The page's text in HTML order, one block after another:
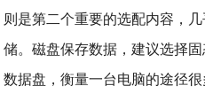
则是第二个重要的选配内容，
储。磁盘保存数据，建议选择
数据盘，衡量一台电脑的途径